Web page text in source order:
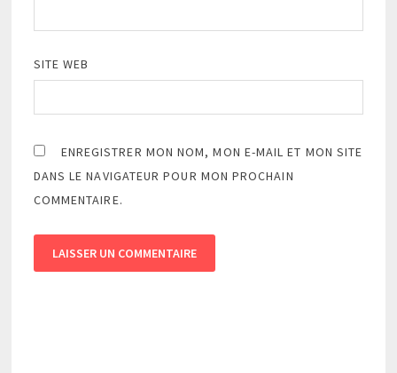
SITE WEB
ENREGISTRER MON NOM, MON E-MAIL ET MON SITE
DANS LE NAVIGATEUR POUR MON PROCHAIN
COMMENTAIRE.